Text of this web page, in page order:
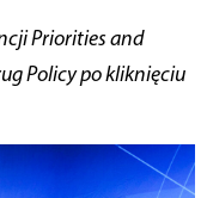
Priorities and
Policy po kliknięciu